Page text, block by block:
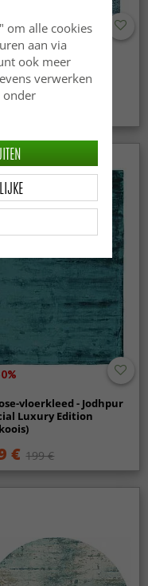
vloerkleed -
(blauw)
vloerkleed - Jodhpur
Luxury Edition
€ 199 €
om alle cookies
aan via
ook meer
verwerken
onder